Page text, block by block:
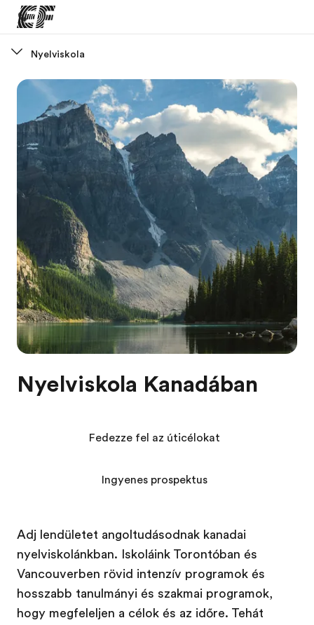
Üdvözlünk az EF-nél
EF programok
Az összes EF program megtekintése
EF Iroda
EF iroda a közeledben
Mit kell rólunk tudni
Karrier
Dolgozz velünk!
Nyelviskola
Nyelviskola Kanadában
Adj lendületet angoltudásodnak kanadai
nyelviskolánkban. Iskoláink Torontóban és
Vancouverben rövid intenzív programok és
hosszabb tanulmányi és szakmai programok,
hogy megfeleljen a célok és az időre. Tehát
Fedezze fel az úticélokat
Ingyenes prospektus